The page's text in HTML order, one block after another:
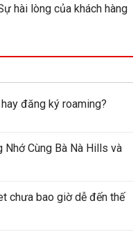
hài lòng của khách hàng
đăng ký roaming?
Nhớ Cùng Bà Nà Hills và
chưa bao giờ dễ đến thế